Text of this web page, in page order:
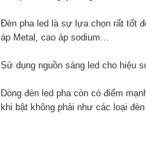
Đèn pha led là sự lựa chọn rất tốt
áp Metal, cao áp sodium…
Sử dụng nguồn sáng led cho hiệu
Dòng đèn led pha còn có điểm
khi bật không phải như các loại